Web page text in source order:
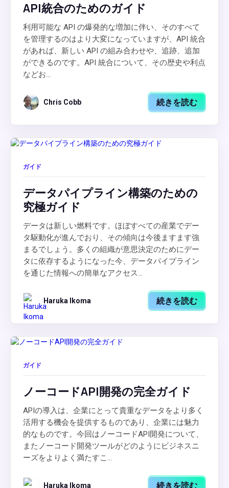
API統合のためのガイド
利用可能な API の爆発的な増加に伴い、そのすべて
を管理するのはより大変になっていますが、API 統合
があれば、新しい API の組み合わせや、追跡、追加
ができるのです。API 統合について、その歴史や利点
などお...
Chris Cobb 続きを読む
ガイド
データパイプライン構築のための
究極ガイド
データは新しい燃料です。ほぼすべての産業でデー
タ駆動化が進んでおり、その傾向は今後ますます強
まるでしょう。多くの組織が意思決定のためにデー
タに依存するようになった今、データパイプライン
を通じた情報への簡単なアクセス...
Haruka Ikoma 続きを読む
ガイド
ノーコードAPI開発の完全ガイド
APIの導入は、企業にとって貴重なデータをより多く
活用する機会を提供するものであり、企業には魅力
的なものです。今回はノーコードAPI開発について、
またノーコード開発ツールがどのようにビジネスニ
ーズをよりよく満たすこ...
Haruka Ikoma 続きを読む